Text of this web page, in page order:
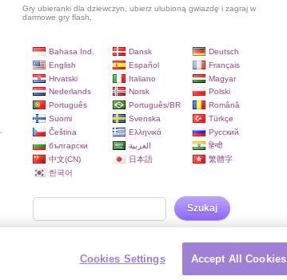
Gry ubieranki dla dziewczyn, ubierz ulubioną gwiazdę i zagraj w
darmowe gry flash.
Bahasa Ind. Dansk
Deutsch
English
Español
Français
Hrvatski
Italiano
Magyar
Nederlands
Norsk
Polski
Português
Português/BR
Română
Suomi
Svenska
Türkçe
Čeština
Ελληνικά
Русский
български
العربية
हिन्दी
中文(CN)
日本語
繁體字
한국어
Szukaj
Cookies Settings Accept All Cookies